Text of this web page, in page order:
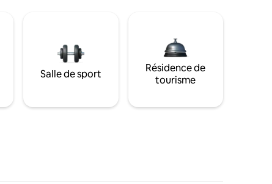
Salle de sport
Résidence de
tourisme